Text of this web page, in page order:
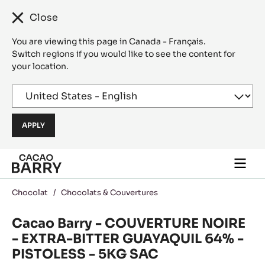
Close
You are viewing this page in Canada - Français.
Switch regions if you would like to see the content for
your location.
Skip to main content
main
Chocolat / Chocolats & Couvertures
Cacao Barry - COUVERTURE NOIRE
- EXTRA-BITTER GUAYAQUIL 64% -
PISTOLESS - 5KG SAC